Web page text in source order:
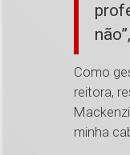
Como
reitora,
minha